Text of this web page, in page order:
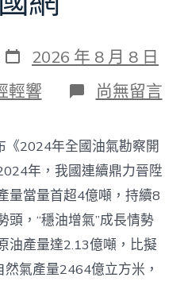
發
表
日
期
2026 年 8 月 8 日
輕響 在
〈往
國
際
油
氣
查
包
養
app
產
尚無留言
2024年全國油氣勘察開
年，我國連續鼎力晉陞
量當量首超4億噸，持續8
頭，“穩油增氣”成長情勢
油產量達2.13億噸，比擬
氣產量2464億立方米，